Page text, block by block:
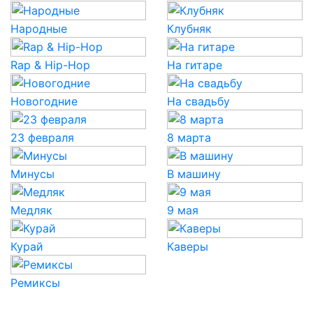
Народные Клубняк
Rap & Hip-Hop На гитаре
Новогодние На свадьбу
23 февраля 8 марта
Минусы В машину
Медляк 9 мая
Курай Каверы
Ремиксы